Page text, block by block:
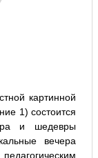
картинной
1) состоится
и шедевры
вечера